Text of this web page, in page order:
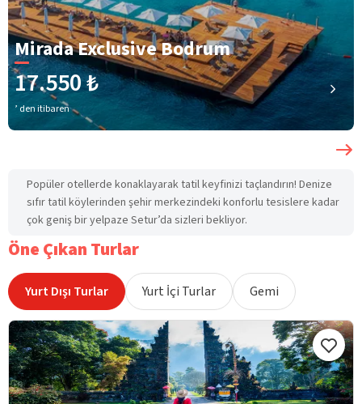
Mirada Exclusive Bodrum
17.550 ₺
’ den itibaren
Popüler otellerde konaklayarak tatil keyfinizi taçlandırın! Denize
sıfır tatil köylerinden şehir merkezindeki konforlu tesislere kadar
çok geniş bir yelpaze Setur’da sizleri bekliyor.
Öne Çıkan Turlar
Yurt Dışı Turlar Yurt İçi Turlar Gemi